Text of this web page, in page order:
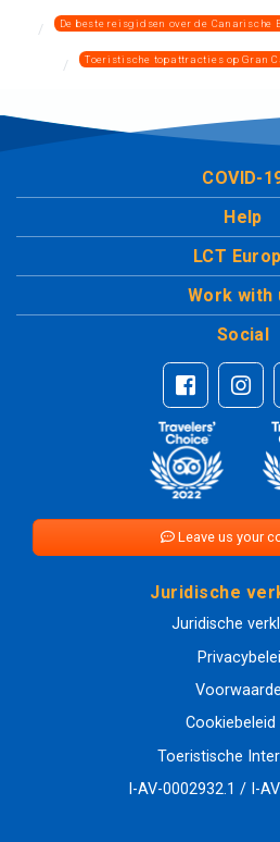
De beste reisgidsen over de Canarische
Toeristische topattracties op Gran
COVID-
Help
LCT
Juridische
Juridische
Cookiebeleid
Toeristische
I-AV-0002932.1 / I-
Work with
Social
Leave us your